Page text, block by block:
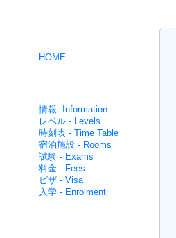
HOME
intensive情報- Information
レベル - Levels
時刻表 - Time Table
宿泊施設 - Rooms
試験 - Exams
料金 - Fees
ビザ - Visa
入学 - Enrolment